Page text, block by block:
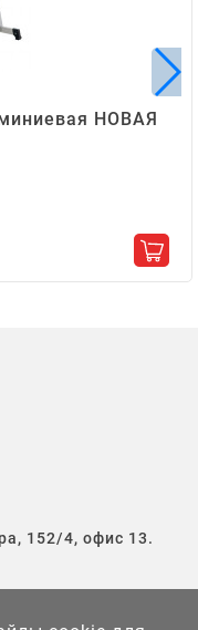
НОВАЯ
152/4, офис 13.